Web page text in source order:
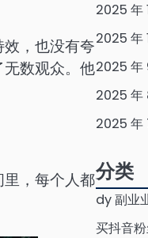
，也没有夸
数观众。他
，每个人都
2025 年
2025 年
2025 年
2025 年
2025 年
分类
dy 副业
买抖音